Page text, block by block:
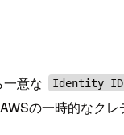
意な Identity ID
の一時的なク